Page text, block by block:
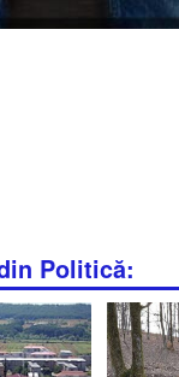
Politică: